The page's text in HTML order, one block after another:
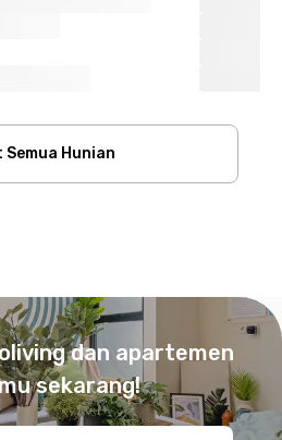
Semua Hunian
dan apartemen
sekarang!